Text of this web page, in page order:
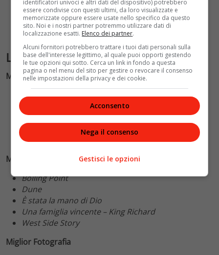
Ariana DeBose
Kodi Smit-McPhee
Harris Dickinson
Le categorie tecniche
Miglior Colonna Sonora
Being The Ricardos
Dune
The French Dispatch
Il potere del cane
Miglior Casting
Boiling Point
Dune
È stata la mano di Dio
Una famiglia vincente – King Richard
West Side Story
Miglior Fotografia
identificatori univoci e altri dati del dispositivo) potrebbero
essere condivise con questi ultimi, da loro visualizzate e
memorizzate oppure essere usate nello specifico da questo
sito. Noi e i nostri partner potremmo utilizzare dati di
localizzazione esatti. Elenco dei partner.
Alcuni fornitori potrebbero trattare i tuoi dati personali sulla
base dell'interesse legittimo, al quale puoi opporti gestendo
le tue opzioni qui sotto. Cerca un link in fondo a questa
pagina o nel menu del sito per gestire o revocare il consenso
nelle impostazioni della privacy e dei cookie.
Acconsento
Nega il consenso
Gestisci le opzioni